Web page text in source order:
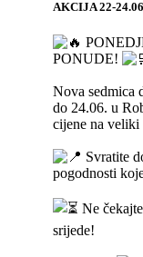
AKCIJA 22-
PONUDE!
Nova sedmica
do 24.06. u
cijene na
Svratite
pogodnosti
Ne
srijede!